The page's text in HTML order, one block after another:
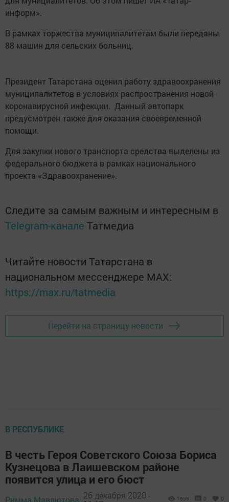
информ».
В рамках торжества муниципалитетам были переданы
88 машин для сельских больниц.
Президент Татарстана оценил работу здравоохранения
муниципалитетов в условиях распространения новой
коронавирусной инфекции. Данный автопарк
предусмотрен также для оказания своевременной
помощи.
Для закупки нового транспорта средства выделены из
федерального бюджета в рамках национального
проекта «Здравоохранение».
Следите за самым важным и интересным в
Telegram-канале Татмедиа
Читайте новости Татарстана в
национальном мессенджере MАХ:
https://max.ru/tatmedia
Перейти на страницу новости
В РЕСПУБЛИКЕ
В честь Героя Советского Союза Бориса
Кузнецова в Лаишевском районе
появится улица и его бюст
Римма Мавлютова, 26 декабря 2020 -
1655 0 0